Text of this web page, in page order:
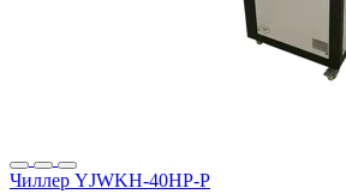
Чиллер YJWKH-40HP-P